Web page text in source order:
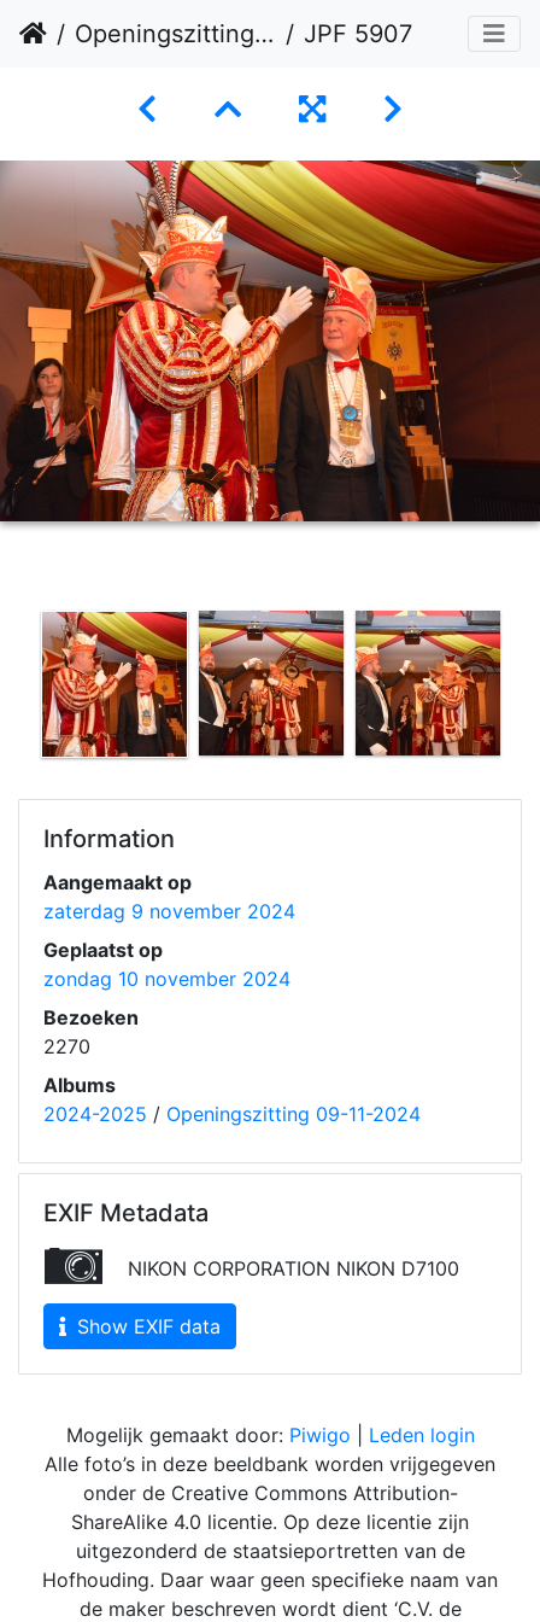
Openingszitting 09-11-2024 JPF 5907
Information
Aangemaakt op
zaterdag 9 november 2024
Geplaatst op
zondag 10 november 2024
Bezoeken
2270
Albums
2024-2025 / Openingszitting 09-11-2024
EXIF Metadata
NIKON CORPORATION NIKON D7100
Show EXIF data
Mogelijk gemaakt door: Piwigo
Leden login
Alle foto’s in deze beeldbank worden vrijgegeven
onder de Creative Commons Attribution-
ShareAlike 4.0 licentie. Op deze licentie zijn
uitgezonderd de staatsieportretten van de
Hofhouding. Daar waar geen specifieke naam van
de maker beschreven wordt dient ‘C.V. de